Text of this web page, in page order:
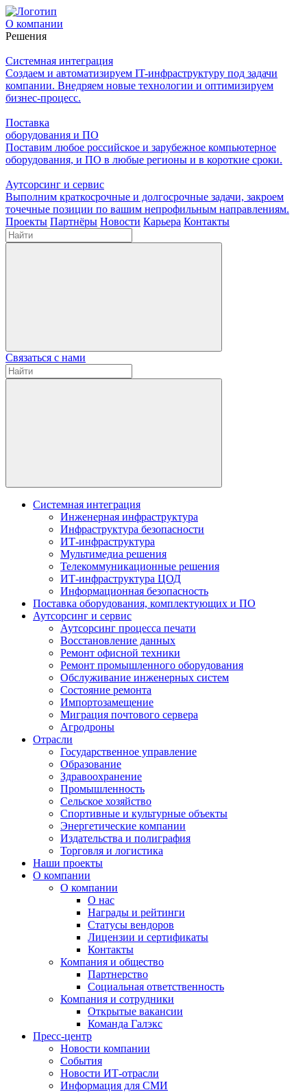
О компании
Решения
Системная интеграция
Создаем и автоматизируем IT-инфраструктуру под задачи
компании. Внедряем новые технологии и оптимизируем
бизнес-процесс.
Поставка
оборудования и ПО
Поставим любое российское и зарубежное компьютерное
оборудования, и ПО в любые регионы и в короткие сроки.
Аутсорсинг и сервис
Выполним краткосрочные и долгосрочные задачи, закроем
точечные позиции по вашим непрофильным направлениям.
Проекты Партнёры Новости Карьера Контакты
Связаться с нами
Системная интеграция
Инженерная инфраструктура
Инфраструктура безопасности
ИТ-инфраструктура
Мультимедиа решения
Телекоммуникационные решения
ИТ-инфраструктура ЦОД
Информационная безопасность
Поставка оборудования, комплектующих и ПО
Аутсорсинг и сервис
Аутсорсинг процесса печати
Восстановление данных
Ремонт офисной техники
Ремонт промышленного оборудования
Обслуживание инженерных систем
Состояние ремонта
Импортозамещение
Миграция почтового сервера
Агродроны
Отрасли
Государственное управление
Образование
Здравоохранение
Промышленность
Сельское хозяйство
Спортивные и культурные объекты
Энергетические компании
Издательства и полиграфия
Торговля и логистика
Наши проекты
О компании
О компании
О нас
Награды и рейтинги
Статусы вендоров
Лицензии и сертификаты
Контакты
Компания и общество
Партнерство
Социальная ответственность
Компания и сотрудники
Открытые вакансии
Команда Галэкс
Пресс-центр
Новости компании
События
Новости ИТ-отрасли
Информация для СМИ